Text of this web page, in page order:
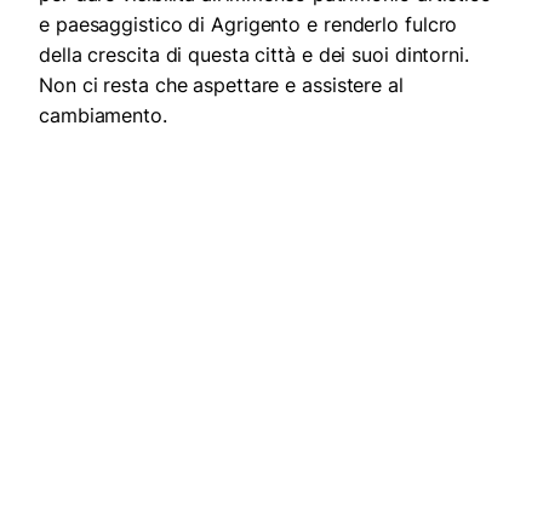
e paesaggistico di Agrigento e renderlo fulcro
della crescita di questa città e dei suoi dintorni.
Non ci resta che aspettare e assistere al
cambiamento.